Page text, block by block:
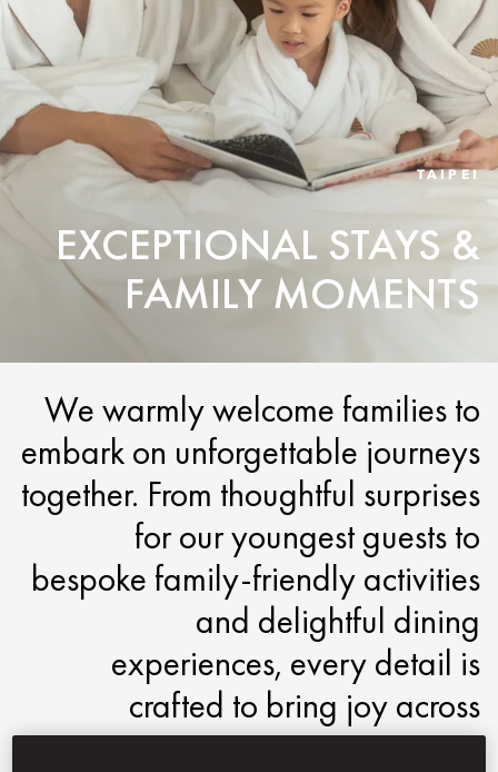
TAIPEI
EXCEPTIONAL STAYS &
FAMILY MOMENTS
We warmly welcome families to
embark on unforgettable journeys
together. From thoughtful surprises
for our youngest guests to
bespoke family-friendly activities
and delightful dining
experiences, every detail is
crafted to bring joy across
generations.